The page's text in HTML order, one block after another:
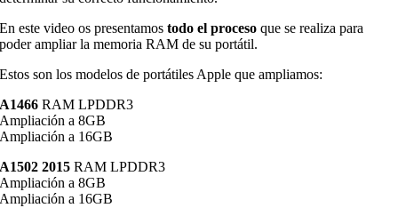
En este video os presentamostodo el proceso que se realiza para
poder ampliar la memoria RAM de su portátil.
Estos son los modelos de portátiles Apple que ampliamos:
A1466RAM LPDDR3
Ampliación a 8GB
Ampliación a 16GB
A1502 2015RAM LPDDR3
Ampliación a 8GB
Ampliación a 16GB